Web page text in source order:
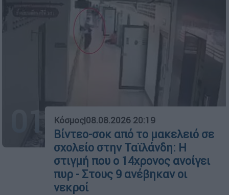
01 Κόσμος|08.08.2026 20:19
Βίντεο-σοκ από το μακελειό σε
σχολείο στην Ταϊλάνδη: Η
στιγμή που ο 14χρονος ανοίγει
πυρ - Στους 9 ανέβηκαν οι
νεκροί